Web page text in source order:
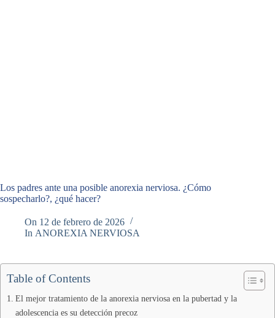
Los padres ante una posible anorexia nerviosa. ¿Cómo
sospecharlo?, ¿qué hacer?
On 12 de febrero de 2026
In ANOREXIA NERVIOSA
Table of Contents
El mejor tratamiento de la anorexia nerviosa en la pubertad y la
adolescencia es su detección precoz